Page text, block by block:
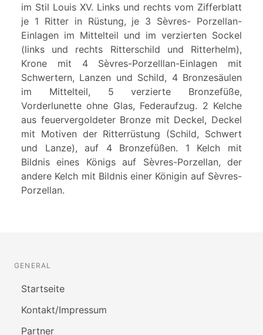
im Stil Louis XV. Links und rechts vom Zifferblatt
je 1 Ritter in Rüstung, je 3 Sèvres- Porzellan-
Einlagen im Mittelteil und im verzierten Sockel
(links und rechts Ritterschild und Ritterhelm),
Krone mit 4 Sèvres-Porzelllan-Einlagen mit
Schwertern, Lanzen und Schild, 4 Bronzesäulen
im Mittelteil, 5 verzierte Bronzefüße,
Vorderlunette ohne Glas, Federaufzug. 2 Kelche
aus feuervergoldeter Bronze mit Deckel, Deckel
mit Motiven der Ritterrüstung (Schild, Schwert
und Lanze), auf 4 Bronzefüßen. 1 Kelch mit
Bildnis eines Königs auf Sèvres-Porzellan, der
andere Kelch mit Bildnis einer Königin auf Sèvres-
Porzellan.
GENERAL
Startseite
Kontakt/Impressum
Partner